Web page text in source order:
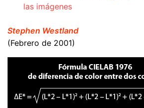
las imágenes
Stephen Westland
(Febrero de 2001)